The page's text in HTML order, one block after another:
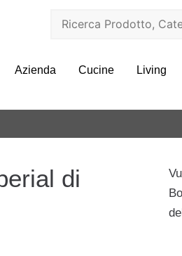
Azienda Cucine Living
di